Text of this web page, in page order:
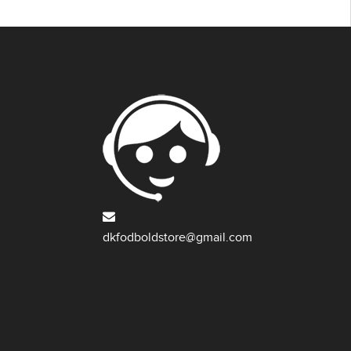
dkfodboldstore@gmail.com